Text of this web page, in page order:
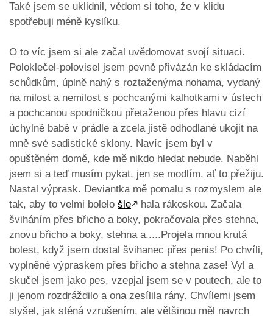
Také jsem se uklidnil, vědom si toho, že v klidu
spotřebuji méně kyslíku.
O to víc jsem si ale začal uvědomovat svojí situaci.
Poloklečel-polovisel jsem pevně přivázán ke skládacím
schůdkům, úplně nahý s roztaženýma nohama, vydaný
na milost a nemilost s pochcanými kalhotkami v ústech
a pochcanou spodničkou přetaženou přes hlavu cizí
úchylně babě v prádle a zcela jistě odhodlané ukojit na
mně své sadistické sklony. Navíc jsem byl v
opuštěném domě, kde mě nikdo hledat nebude. Naběhl
jsem si a teď musím pykat, jen se modlím, ať to přežiju.
Nastal výprask. Deviantka mě pomalu s rozmyslem ale
tak, aby to velmi bolelo šle🡕 hala rákoskou. Začala
šviháním přes břicho a boky, pokračovala přes stehna,
znovu břicho a boky, stehna a.....Projela mnou krutá
bolest, když jsem dostal švihanec přes penis! Po chvíli,
vyplněné výpraskem přes břicho a stehna zase! Vyl a
skučel jsem jako pes, vzepjal jsem se v poutech, ale to
ji jenom rozdráždilo a ona zesílila rány. Chvílemi jsem
slyšel, jak sténá vzrušením, ale většinou měl navrch